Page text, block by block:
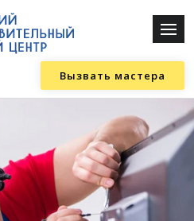
Вызвать мастера